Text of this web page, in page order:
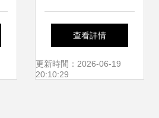
2020年熱門職業前
景與網絡技術服務
查看詳情
更新時間：2026-06-19
20:10:29